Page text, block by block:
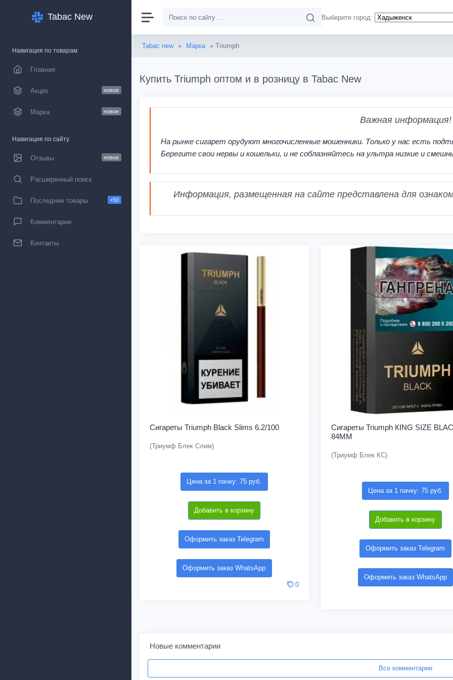
Tabac New
Навигация по товарам
Главная
Акциз новое
Марка новое
Навигация по сайту
Отзывы новое
Расширенный поиск
Последние товары +50
Комментарии
Контакты
Выберите город:
Tabac new » Марка » Triumph
Купить Triumph оптом и в розницу в Tabac New
Важная информация!
На рынке сигарет орудуют многочисленные мошенники. Только у нас есть
Берегите свои нервы и кошельки, и не соблазняйтесь на ультра низкие и
Информация, размещенная на сайте представлена для
Сигареты Triumph Black Slims 6.2/100
(Триумф Блек Слим)
Цена за 1 пачку: 75 руб.
Добавить в корзину
Оформить заказ Telegram
Оформить заказ WhatsApp
0
Сигареты Triumph КING SIZE
84MM
(Триумф Блек КС)
Цена за 1 пачку: 75 руб.
Добавить в корзину
Оформить заказ Telegram
Оформить заказ WhatsApp
Новые комментарии
Все комментарии